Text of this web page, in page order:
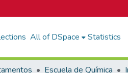
All of DSpace Statistics
Escuela de Química